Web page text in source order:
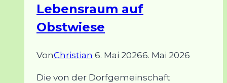
Lebensraum auf
Obstwiese
VonChristian 6. Mai 20266. Mai 2026
Die von der Dorfgemeinschaft